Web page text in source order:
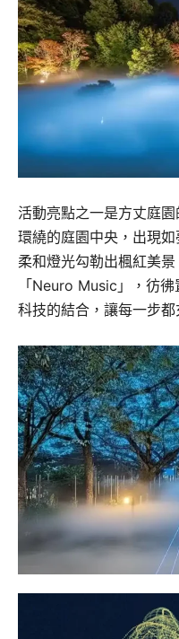
活動亮點之一是方丈庭
環繞的庭園中央，出現
柔和燈光勾勒出楓紅美
「Neuro Music」，彷
科技的結合，讓每一步都